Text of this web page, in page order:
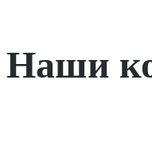
Наши